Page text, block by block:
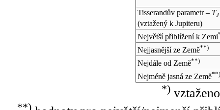
Tisserandův parametr – TJ
(vztažený k Jupiteru)
Největší přiblížení k Zemi
Nejjasnější ze Země**)
Nejdále od Země**)
Nejméně jasná ze Země**)
*)
**)